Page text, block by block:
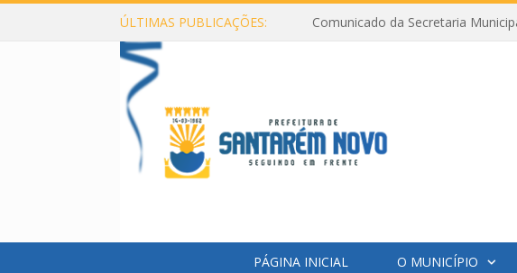
ÚLTIMAS PUBLICAÇÕES: Comunicado da Secretaria
PÁGINA INICIAL O MUNICÍPIO